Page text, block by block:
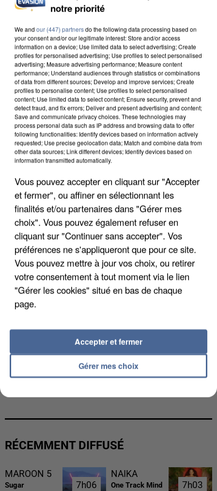
INCENDIES : L’ÎLE-DE-FRANCE LANCE UN ÉLAN
APRÈS TOUTES CES CANICULES, LES REFUGES
DE FAUNE SAUVAGE SONT...
MAFIA INTERPELLÉ EN ALGÉRIE
RÉCEMMENT DIFFUSÉ
MAROON 5
Sugar 7h06
7h06
NAIKA
One Track Mind 7h03
7h03
notre priorité
We and our (447) partnersdo the following data processing based on
your consent and/or our legitimate interest: Store and/or access
information on a device; Use limited data to select advertising; Create
profiles for personalised advertising; Use profiles to select personalised
advertising; Measure advertising performance; Measure content
performance; Understand audiences through statistics or combinations
of data from different sources; Develop and improve services; Create
profiles to personalise content; Use profiles to select personalised
content; Use limited data to select content; Ensure security, prevent and
detect fraud, and fix errors; Deliver and present advertising and content;
Save and communicate privacy choices. These technologies may
process personal data such as IP address and browsing data to offer
following functionalities: Identify devices based on information actively
requested; Use precise geolocation data; Match and combine data from
other data sources; Link different devices; Identify devices based on
information transmitted automatically.
Vous pouvez accepter en cliquant sur "Accepter
et fermer", ou affiner en sélectionnant les
finalités et/ou partenaires dans "Gérer mes
choix". Vous pouvez également refuser en
cliquant sur "Continuer sans accepter". Vos
préférences ne s'appliqueront que pour ce site.
Vous pouvez mettre à jour vos choix, ou retirer
votre consentement à tout moment via le lien
"Gérer les cookies" situé en bas de chaque
page.
Gérer mes choix
Accepter et fermer